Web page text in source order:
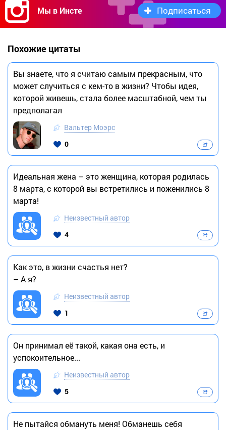
Мы в Инсте Подписаться
Похожие цитаты
Вы знаете, что я считаю самым прекрасным, что
может случиться с кем-то в жизни? Чтобы идея,
которой живешь, стала более масштабной, чем ты
предполагал
Вальтер Моэрс
0
Идеальная жена – это женщина, которая родилась
8 марта, с которой вы встретились и поженились 8
марта!
Неизвестный автор
4
Как это, в жизни счастья нет?
– А я?
Неизвестный автор
1
Он принимал её такой, какая она есть, и
успокоительное...
Неизвестный автор
5
Не пытайся обмануть меня! Обманешь себя